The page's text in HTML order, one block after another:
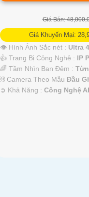
Giá Bán:
Giá Khuyến Mại:
👁 Hình Ảnh Sắc nét : Ultra
👍 Trang Bị Công Nghệ : IP
🌈 Tầm Nhìn Ban Đêm :
⛓ Camera Theo MẫuĐầu
️➲ Khả Năng :Công Nghệ